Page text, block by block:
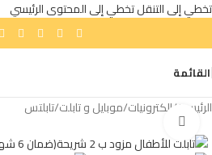
تخطي إلى التنقلتخطي إلى المحتوى الرئيسي
القائمة
الرئيسية/إلكترونيات/موبايل و تابلت/تابلتس